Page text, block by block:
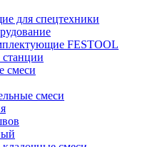
для спецтехники
FESTOOL
смеси
смеси